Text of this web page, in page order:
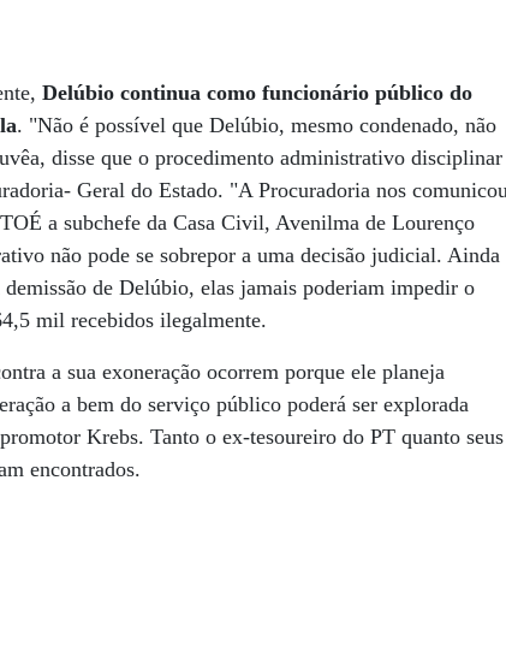
Delúbio continua como funcionário público do
. "Não é possível que Delúbio, mesmo condenado, não
disse que o procedimento administrativo disciplinar
Geral do Estado. "A Procuradoria nos
a subchefe da Casa Civil, Avenilma de Lourenço
não pode se sobrepor a uma decisão judicial. Ainda
de Delúbio, elas jamais poderiam impedir o
mil recebidos ilegalmente.
a sua exoneração ocorrem porque ele planeja
a bem do serviço público poderá ser explorada
Krebs. Tanto o ex-tesoureiro do PT quanto seus
encontrados.